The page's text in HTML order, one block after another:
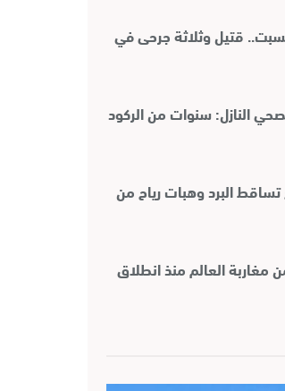
قتيل وثلاثة جرحى في
النازل: سنوات من الركود
البرد وهبات رياح من
2,7 مليون من مغاربة العالم منذ انطلاق